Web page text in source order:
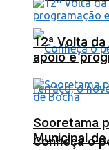
Conheça o
12ª Volta
apoio e
Sooretama
Municipal